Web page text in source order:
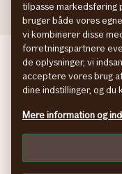
If
If
If
tilpasse markedsføring
bruger både vores
vi kombinerer disse
forretningspartnere
de oplysninger, vi
acceptere vores brug
dine indstillinger, og
Mere information og